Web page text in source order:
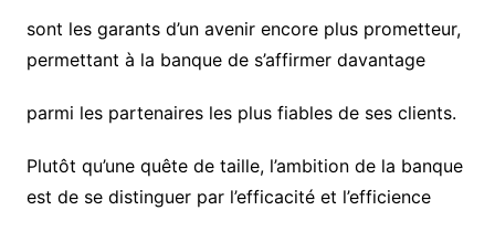
sont les garants d’un avenir encore plus prometteur,
permettant à la banque de s’affirmer davantage
parmi les partenaires les plus fiables de ses clients.
Plutôt qu’une quête de taille, l’ambition de la banque
est de se distinguer par l’efficacité et l’efficience